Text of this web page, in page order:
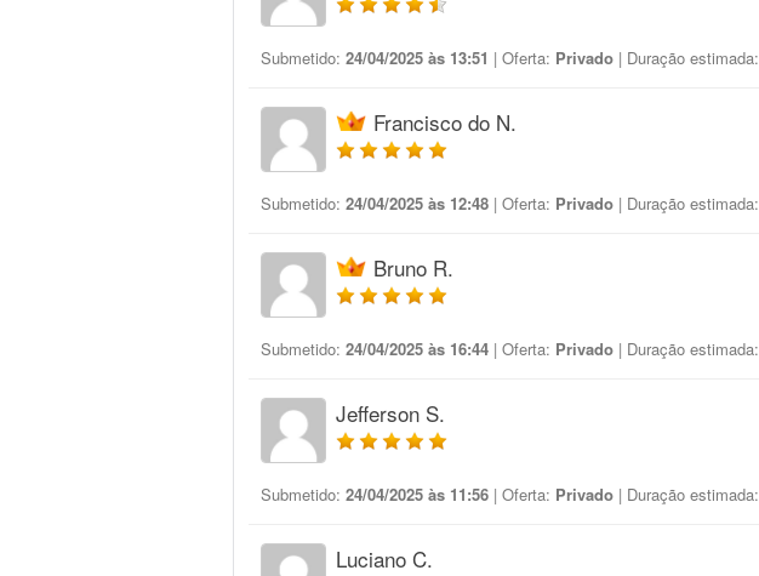
Submetido: 24/04/2025 às 13:51 | Oferta: Privado | Duração estimada:
Francisco do N.
Submetido: 24/04/2025 às 12:48 | Oferta: Privado | Duração estimada:
Bruno R.
Submetido: 24/04/2025 às 16:44 | Oferta: Privado | Duração estimada:
Jefferson S.
Submetido: 24/04/2025 às 11:56 | Oferta: Privado | Duração estimada:
Luciano C.